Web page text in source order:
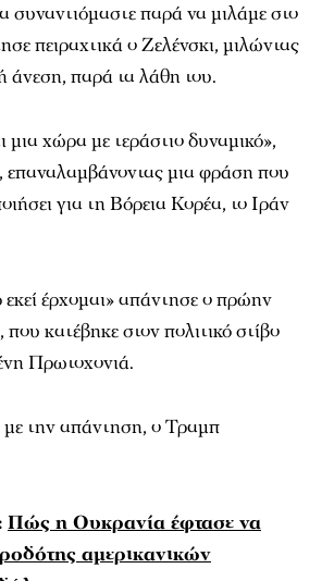
συναντιόμαστε παρά να μιλάμε στο
πειραχτικά ο Ζελένσκι, μιλώντας
άνεση, παρά τα λάθη του.
μια χώρα με τεράστιο δυναμικό»,
επαναλαμβάνοντας μια φράση που
για τη Βόρεια Κορέα, το Ιράν
έρχομαι» απάντησε ο πρώην
κατέβηκε στον πολιτικό στίβο
Πρωτοχονιά.
την απάντηση, ο Τραμπ
Πώς η Ουκρανία έφτασε να
αμερικανικών